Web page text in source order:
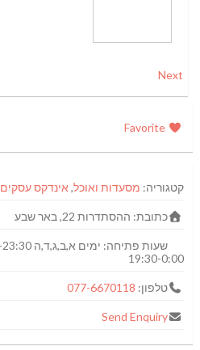
Next
Favorite
קטגוריה: מסעדות ואוכל, אינדקס עסקים
כתובת: ההסתדרות 22, באר שבע
שעות פתיחה:
19:30-0:00
טלפון: 077-6670118
Send Enquiry